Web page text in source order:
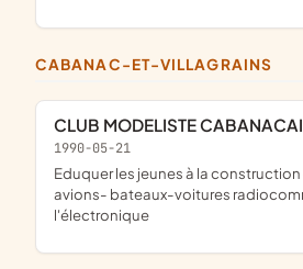
CABANAC-ET-VILLAGRAINS
CLUB MODELISTE
1990-05-21
eduquer les jeunes à la construction de modèles réduits
avions- bateaux-voitures
l'électronique